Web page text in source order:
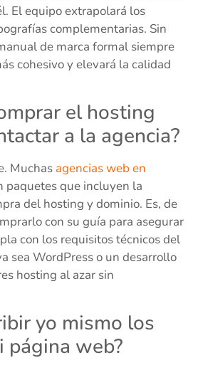
El equipo extrapolará los
complementarias. Sin
de marca formal siempre
cohesivo y elevará la calidad
el hosting
a la agencia?
Muchas agencias web en
paquetes que incluyen la
del hosting y dominio. Es, de
con su guía para asegurar
con los requisitos técnicos del
sea WordPress o un desarrollo
hosting al azar sin
yo mismo los
página web?